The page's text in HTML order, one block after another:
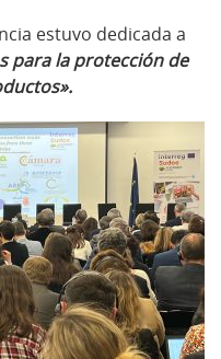
estuvo dedicada a
para la protección de